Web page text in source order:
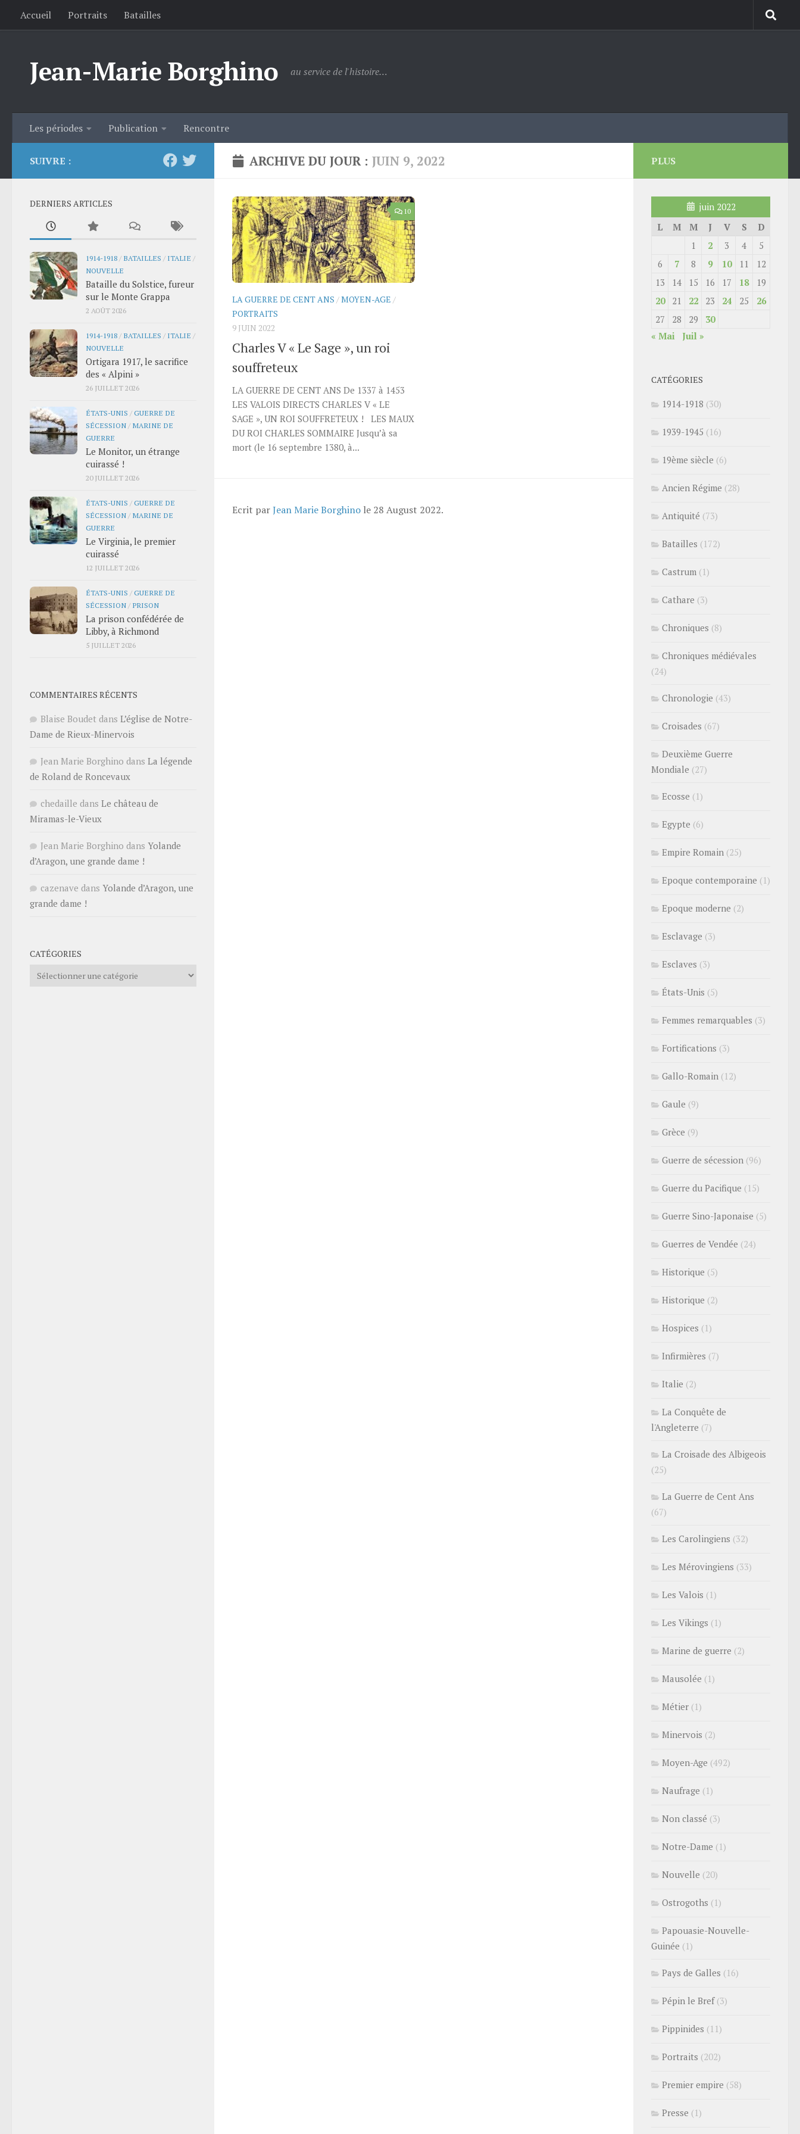
Skip to content
Accueil Portraits Batailles
Jean-Marie Borghino au service de l'histoire…
Les périodes Publication Rencontre
ARCHIVE DU JOUR : JUIN 9, 2022
10
LA GUERRE DE CENT ANS /MOYEN-AGE /
PORTRAITS
9 JUIN 2022
Charles V « Le Sage », un roi
souffreteux
LA GUERRE DE CENT ANS De 1337 à 1453
LES VALOIS DIRECTS CHARLES V « LE
SAGE », UN ROI SOUFFRETEUX ! LES MAUX
DU ROI CHARLES SOMMAIRE Jusqu’à sa
mort (le 16 septembre 1380, à...
Ecrit parJean Marie Borghino le 28 August 2022.
SUIVRE :
DERNIERS ARTICLES
1914-1918 / BATAILLES / ITALIE /
NOUVELLE
Bataille du Solstice, fureur
sur le Monte Grappa
2 AOÛT 2026
1914-1918 / BATAILLES / ITALIE /
NOUVELLE
Ortigara 1917, le sacrifice
des « Alpini »
26 JUILLET 2026
ÉTATS-UNIS /GUERRE DE
SÉCESSION / MARINE DE
GUERRE
Le Monitor, un étrange
cuirassé !
20 JUILLET 2026
ÉTATS-UNIS /GUERRE DE
SÉCESSION / MARINE DE
GUERRE
Le Virginia, le premier
cuirassé
12 JUILLET 2026
ÉTATS-UNIS /GUERRE DE
SÉCESSION / PRISON
La prison confédérée de
Libby, à Richmond
5 JUILLET 2026
COMMENTAIRES RÉCENTS
Blaise Boudet dans L’église de Notre-
Dame de Rieux-Minervois
Jean Marie Borghino dans La légende
de Roland de Roncevaux
chedaille dans Le château de
Miramas-le-Vieux
Jean Marie Borghino dans Yolande
d’Aragon, une grande dame !
cazenave dans Yolande d’Aragon, une
grande dame !
CATÉGORIES
Catégories
PLUS
juin 2022
L
M M J V S
D
1
2 3 4
5
6
7 8 9 10 11
12
13
14 15 16 17 18
19
20
21 22 23 24 25
26
27
28 29
30
« Mai
Juil »
CATÉGORIES
1914-1918 (30)
1939-1945 (16)
19ème siècle (6)
Ancien Régime (28)
Antiquité (73)
Batailles (172)
Castrum (1)
Cathare (3)
Chroniques (8)
Chroniques médiévales
(24)
Chronologie (43)
Croisades (67)
Deuxième Guerre
Mondiale (27)
Ecosse (1)
Egypte (6)
Empire Romain (25)
Epoque contemporaine (1)
Epoque moderne (2)
Esclavage (3)
Esclaves (3)
États-Unis (5)
Femmes remarquables (3)
Fortifications (3)
Gallo-Romain (12)
Gaule (9)
Grèce (9)
Guerre de sécession (96)
Guerre du Pacifique (15)
Guerre Sino-Japonaise (5)
Guerres de Vendée (24)
Historique (5)
Historique (2)
Hospices (1)
Infirmières (7)
Italie (2)
La Conquête de
l'Angleterre (7)
La Croisade des Albigeois
(25)
La Guerre de Cent Ans
(67)
Les Carolingiens (32)
Les Mérovingiens (33)
Les Valois (1)
Les Vikings (1)
Marine de guerre (2)
Mausolée (1)
Métier (1)
Minervois (2)
Moyen-Age (492)
Naufrage (1)
Non classé (3)
Notre-Dame (1)
Nouvelle (20)
Ostrogoths (1)
Papouasie-Nouvelle-
Guinée (1)
Pays de Galles (16)
Pépin le Bref(3)
Pippinides (11)
Portraits (202)
Premier empire (58)
Presse (1)